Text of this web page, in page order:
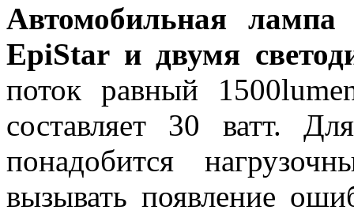
Автомобильная
EpiStar и двумя
поток равный
составляет 30 ватт.
понадобится
вызывать появление